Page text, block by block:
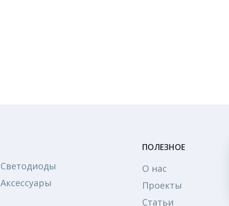
Светодиоды
Аксессуары
ПОЛЕЗНОЕ
О нас
Проекты
Статьи